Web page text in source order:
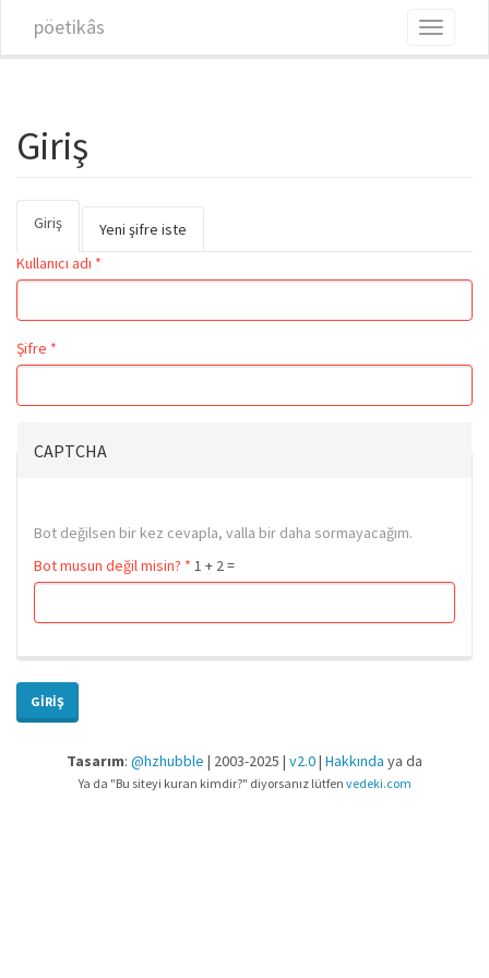
pöetikâs
Toggle
Giriş
Birincil sekmeler
Giriş
Yeni şifre iste
Kullanıcı adı *
Şifre *
CAPTCHA
Bot değilsen bir kez cevapla, valla bir daha sormayacağım.
Bot musun değil misin? * 1 + 2 =
GIRIŞ
Tasarım: @hzhubble | 2003-2025 | v2.0| Hakkında ya da
Ya da "Bu siteyi kuran kimdir?" diyorsanız lütfen vedeki.com